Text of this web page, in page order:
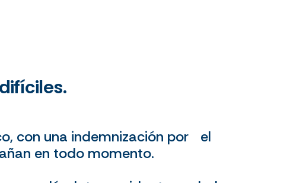
con una indemnización por el
en todo momento.